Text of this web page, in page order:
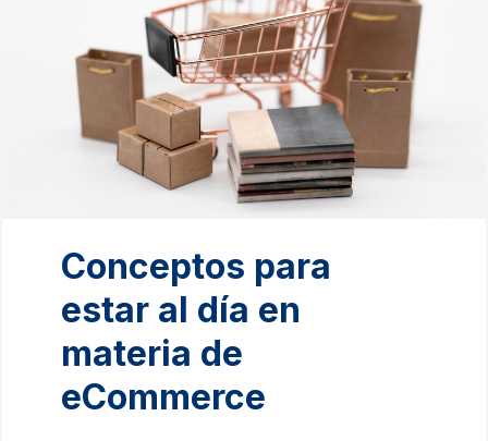
Conceptos para
estar al día en
materia de
eCommerce